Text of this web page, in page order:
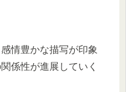
情豊かな描写が印象
係性が進展していく